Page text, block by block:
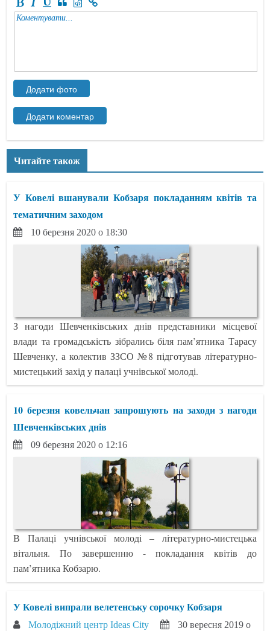
Читайте також
У Ковелі вшанували Кобзаря покладанням квітів та
тематичним заходом
10 березня 2020 о 18:30
З нагоди Шевченківських днів представники місцевої
влади та громадськість зібрались біля пам’ятника Тарасу
Шевченку, а колектив ЗЗСО №8 підготував літературно-
мистецький захід у палаці учнівської молоді.
10 березня ковельчан запрошують на заходи з нагоди
Шевченківських днів
09 березня 2020 о 12:16
В Палаці учнівської молоді – літературно-мистецька
вітальня. По завершенню - покладання квітів до
пам’ятника Кобзарю.
У Ковелі випрали велетенську сорочку Кобзаря
Молодіжний центр Ideas City 30 вересня 2019 о